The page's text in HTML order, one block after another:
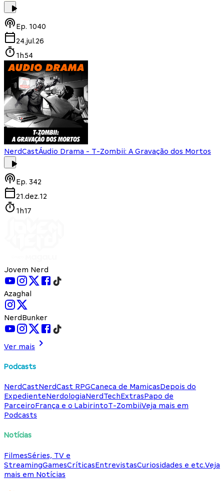
Ep. 1040
24.jul.26
1h54
NerdCastÁudio Drama - T-Zombii: A Gravação dos Mortos
Ep. 342
21.dez.12
1h17
Jovem Nerd
Azaghal
NerdBunker
Ver mais
Podcasts
NerdCastNerdCast RPGCaneca de MamicasDepois do
ExpedienteNerdologiaNerdTechExtrasPapo de
ParceiroFrança e o LabirintoT-ZombiiVeja mais em
Podcasts
Notícias
FilmesSéries, TV e
StreamingGamesCríticasEntrevistasCuriosidades e etc.Veja
mais em Notícias